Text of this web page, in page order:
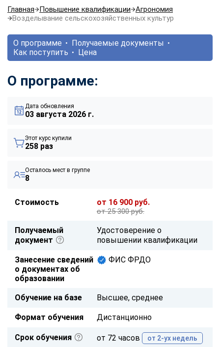
Главная Повышение квалификации
Агрономия
Возделывание сельскохозяйственных культур
О программе
Получаемые документы
Как поступить
Цена
О программе:
Дата обновления
03 августа 2026 г.
Этот курс купили
258 раз
Осталось мест в группе
8
Стоимость от 16 900 руб.
от 25 300 руб.
Получаемый
документ
Удостоверение о
повышении квалификации
Занесение сведений
о документах об
образовании
ФИС ФРДО
Обучение на базе Высшее, среднее
Формат обучения Дистанционно
Срок обучения от 72 часов от 2-ух недель